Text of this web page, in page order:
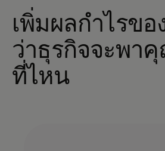
เพิ่มผลกําไรข
ว่าธุรกิจจะพา
ที่ไหน